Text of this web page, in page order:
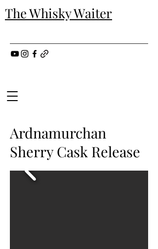
The Whisky Waiter
Ardnamurchan
Sherry Cask Release